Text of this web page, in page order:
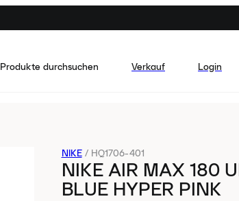
Produkte durchsuchen Verkauf Login
NIKE / HQ1706-401
NIKE AIR MAX 180
BLUE HYPER PINK